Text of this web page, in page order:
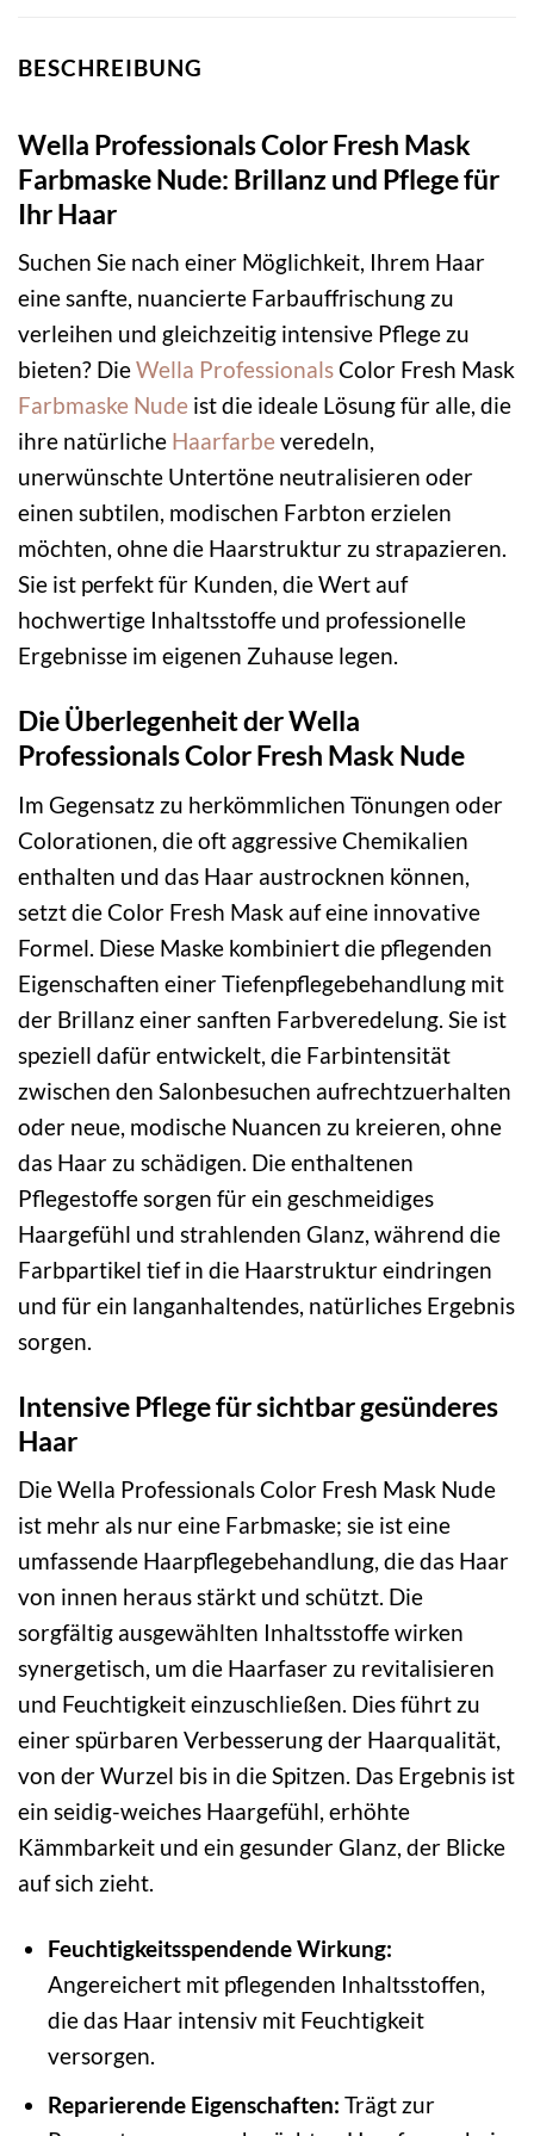
BESCHREIBUNG
Wella Professionals Color Fresh Mask
Farbmaske Nude: Brillanz und Pflege für
Ihr Haar
Suchen Sie nach einer Möglichkeit, Ihrem Haar
eine sanfte, nuancierte Farbauffrischung zu
verleihen und gleichzeitig intensive Pflege zu
bieten? DieWella ProfessionalsColor Fresh Mask
Farbmaske Nude ist die ideale Lösung für alle, die
ihre natürliche Haarfarbeveredeln,
unerwünschte Untertöne neutralisieren oder
einen subtilen, modischen Farbton erzielen
möchten, ohne die Haarstruktur zu strapazieren.
Sie ist perfekt für Kunden, die Wert auf
hochwertige Inhaltsstoffe und professionelle
Ergebnisse im eigenen Zuhause legen.
Die Überlegenheit der Wella
Professionals Color Fresh Mask Nude
Im Gegensatz zu herkömmlichen Tönungen oder
Colorationen, die oft aggressive Chemikalien
enthalten und das Haar austrocknen können,
setzt die Color Fresh Mask auf eine innovative
Formel. Diese Maske kombiniert die pflegenden
Eigenschaften einer Tiefenpflegebehandlung mit
der Brillanz einer sanften Farbveredelung. Sie ist
speziell dafür entwickelt, die Farbintensität
zwischen den Salonbesuchen aufrechtzuerhalten
oder neue, modische Nuancen zu kreieren, ohne
das Haar zu schädigen. Die enthaltenen
Pflegestoffe sorgen für ein geschmeidiges
Haargefühl und strahlenden Glanz, während die
Farbpartikel tief in die Haarstruktur eindringen
und für ein langanhaltendes, natürliches Ergebnis
sorgen.
Intensive Pflege für sichtbar gesünderes
Haar
Die Wella Professionals Color Fresh Mask Nude
ist mehr als nur eine Farbmaske; sie ist eine
umfassende Haarpflegebehandlung, die das Haar
von innen heraus stärkt und schützt. Die
sorgfältig ausgewählten Inhaltsstoffe wirken
synergetisch, um die Haarfaser zu revitalisieren
und Feuchtigkeit einzuschließen. Dies führt zu
einer spürbaren Verbesserung der Haarqualität,
von der Wurzel bis in die Spitzen. Das Ergebnis ist
ein seidig-weiches Haargefühl, erhöhte
Kämmbarkeit und ein gesunder Glanz, der Blicke
auf sich zieht.
Feuchtigkeitsspendende Wirkung:
Angereichert mit pflegenden Inhaltsstoffen,
die das Haar intensiv mit Feuchtigkeit
versorgen.
Reparierende Eigenschaften: Trägt zur